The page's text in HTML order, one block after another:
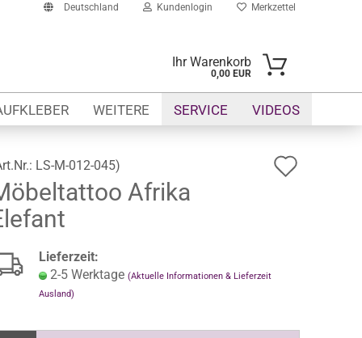
Deutschland Kundenlogin
Mail
erstellen
Merkzettel
Ihr Warenkorb
0,00 EUR
SERVICE VIDEOS
WEITERE
LS-M-012-045)
Afrika
Lieferzeit:
2-5 Werktage (Aktuelle Informationen & Lieferzeit
Ausland)